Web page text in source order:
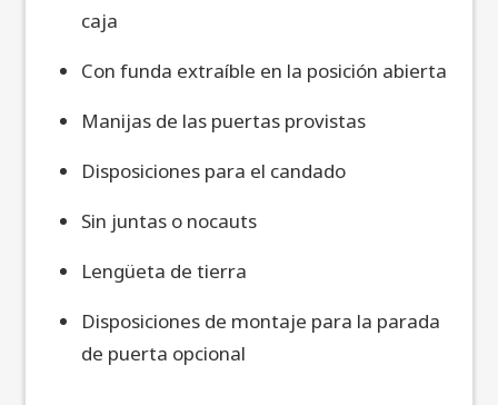
caja
Con funda extraíble en la posición abierta
Manijas de las puertas provistas
Disposiciones para el candado
Sin juntas o nocauts
Lengüeta de tierra
Disposiciones de montaje para la parada
de puerta opcional